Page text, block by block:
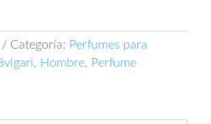
Categoría: Perfumes para
, Hombre, Perfume